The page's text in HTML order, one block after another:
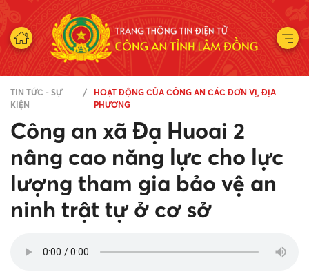
TIN TỨC - SỰ
KIỆN
HOẠT ĐỘNG CỦA CÔNG AN CÁC ĐƠN VỊ, ĐỊA
PHƯƠNG
Công an xã Đạ Huoai 2
nâng cao năng lực cho lực
lượng tham gia bảo vệ an
ninh trật tự ở cơ sở